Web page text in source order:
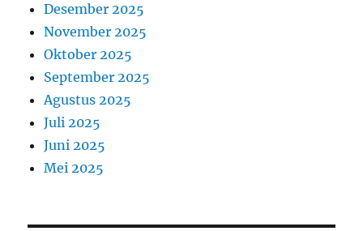
Desember 2025
November 2025
Oktober 2025
September 2025
Agustus 2025
Juli 2025
Juni 2025
Mei 2025